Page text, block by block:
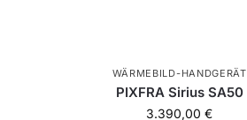
WÄRMEBILD-HANDGERÄT
PIXFRA Sirius SA50
3.390,00€